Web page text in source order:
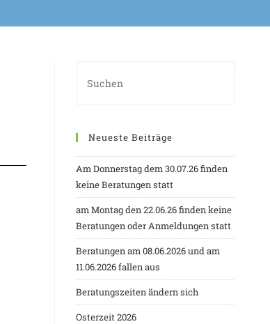
Neueste Beiträge
Am Donnerstag dem 30.07.26 finden
keine Beratungen statt
am Montag den 22.06.26 finden keine
Beratungen oder Anmeldungen statt
Beratungen am 08.06.2026 und am
11.06.2026 fallen aus
Beratungszeiten ändern sich
Osterzeit 2026